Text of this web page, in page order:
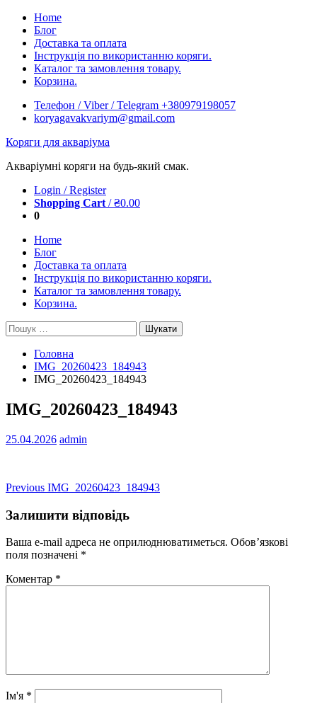
Skip
content
Home
Блог
Доставка та оплата
Інструкція по використанню коряги.
Каталог та замовлення товару.
Корзина.
Телефон / Viber / Telegram +380979198057
koryagavakvariym@gmail.com
Коряги для акваріума
Акваріумні коряги на будь-який смак.
Login / Register
Shopping Cart /₴0.00
0
Home
Блог
Доставка та оплата
Інструкція по використанню коряги.
Каталог та замовлення товару.
Корзина.
Пошук:
Головна
IMG_20260423_184943
IMG_20260423_184943
IMG_20260423_184943
25.04.2026 admin
Навігація
записів
Previous Previous
IMG_20260423_184943
Залишити відповідь
Ваша e-mail адреса не оприлюднюватиметься. Обов’язкові
поля позначені *
Коментар *
Ім'я *